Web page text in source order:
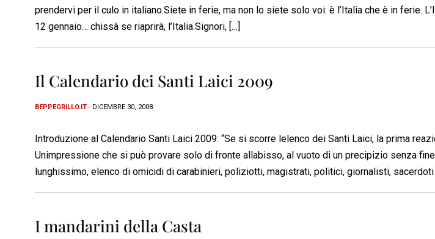
prendervi per il culo in italiano.Siete in ferie, ma non lo siete solo voi: è l’Italia che è in ferie.
12 gennaio… chissà se riaprirà, l’Italia.Signori, […]
Il Calendario dei Santi Laici 2009
BEPPEGRILLO.IT - DICEMBRE 30, 2008
Introduzione al Calendario Santi Laici 2009: “Se si scorre lelenco dei Santi Laici, la prima
Unimpressione che si può provare solo di fronte allabisso, al vuoto di un precipizio senza
lunghissimo, elenco di omicidi di carabinieri, poliziotti, magistrati, politici, giornalisti,
I mandarini della Casta